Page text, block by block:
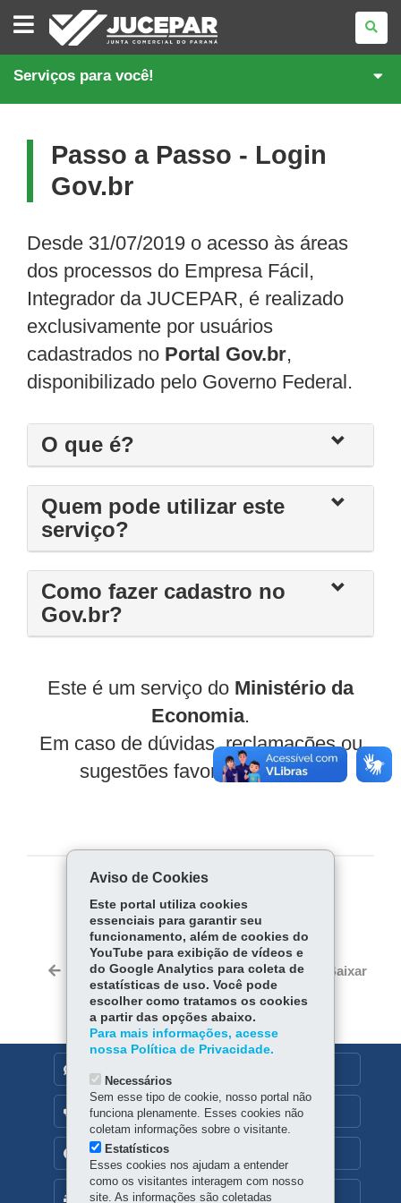
JUNTA
COMERCIAL
DO
PARANÁ
Serviços para você!
Passo a Passo - Login
Gov.br
Desde 31/07/2019 o acesso às áreas
dos processos do Empresa Fácil,
Integrador da JUCEPAR, é realizado
exclusivamente por usuários
cadastrados no Portal Gov.br,
disponibilizado pelo Governo Federal.
O que é?
Quem pode utilizar este
serviço?
Como fazer cadastro no
Gov.br?
Este é um serviço do Ministério da
Economia.
Em caso de dúvidas, reclamações ou
sugestões favor contactá-lo.
Fa
ce
bo
ok
Tw
itt
er
ha
ts
Ap
p
Voltar Início Imprimir Baixar
MAPA DO SITE
OUVIDORIA
TRANSPARÊNCIA INSTITUCIONAL
Aviso de Cookies
Este portal utiliza cookies
essenciais para garantir seu
funcionamento, além de cookies do
YouTube para exibição de vídeos e
do Google Analytics para coleta de
estatísticas de uso. Você pode
escolher como tratamos os cookies
a partir das opções abaixo.
Para mais informações, acesse
nossa Política de Privacidade.
Necessários
Sem esse tipo de cookie, nosso portal não
funciona plenamente. Esses cookies não
coletam informações sobre o visitante.
Estatísticos
Esses cookies nos ajudam a entender
como os visitantes interagem com nosso
site. As informações são coletadas